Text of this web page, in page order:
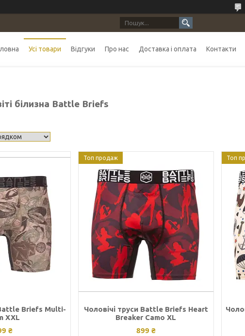
Усі товари Відгуки Про нас Доставка і оплата Контакти
білизна Battle Briefs
Briefs Multi-
XXL
₴
Топ продаж
Чоловічі труси Battle Briefs Heart
Breaker Camo XL
899 ₴
Топ